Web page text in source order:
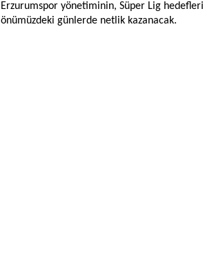
Erzurumspor yönetiminin, Süper Lig
önümüzdeki günlerde netlik kazanacak.